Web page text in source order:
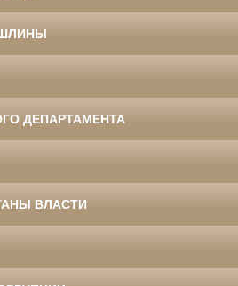
ДЕПАРТАМЕНТА
ВЛАСТИ